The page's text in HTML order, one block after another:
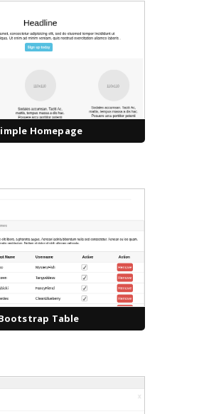
Homepage
Table